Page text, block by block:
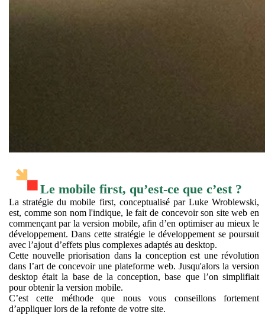
Le mobile first, qu’est-ce que c’est ?
La stratégie du mobile first, conceptualisé par Luke Wroblewski,
est, comme son nom l'indique, le fait de concevoir son site web en
commençant par la version mobile, afin d’en optimiser au mieux le
développement. Dans cette stratégie le développement se poursuit
avec l’ajout d’effets plus complexes adaptés au desktop.
Cette nouvelle priorisation dans la conception est une révolution
dans l’art de concevoir une plateforme web. Jusqu'alors la version
desktop était la base de la conception, base que l’on simplifiait
pour obtenir la version mobile.
C’est cette méthode que nous vous conseillons fortement
d’appliquer lors de la refonte de votre site.